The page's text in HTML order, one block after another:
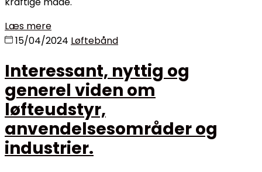
Læs mere
15/04/2024 Løftebånd
Interessant, nyttig og
generel viden om
løfteudstyr,
anvendelsesområder og
industrier.